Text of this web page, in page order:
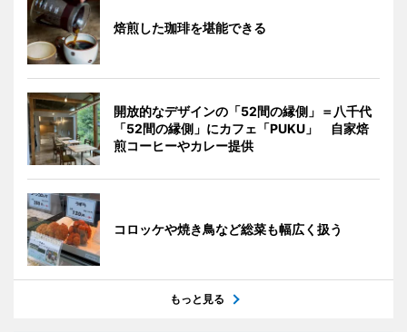
焙煎した珈琲を堪能できる
開放的なデザインの「52間の縁側」＝八千代
「52間の縁側」にカフェ「PUKU」 自家焙
煎コーヒーやカレー提供
コロッケや焼き鳥など総菜も幅広く扱う
もっと見る